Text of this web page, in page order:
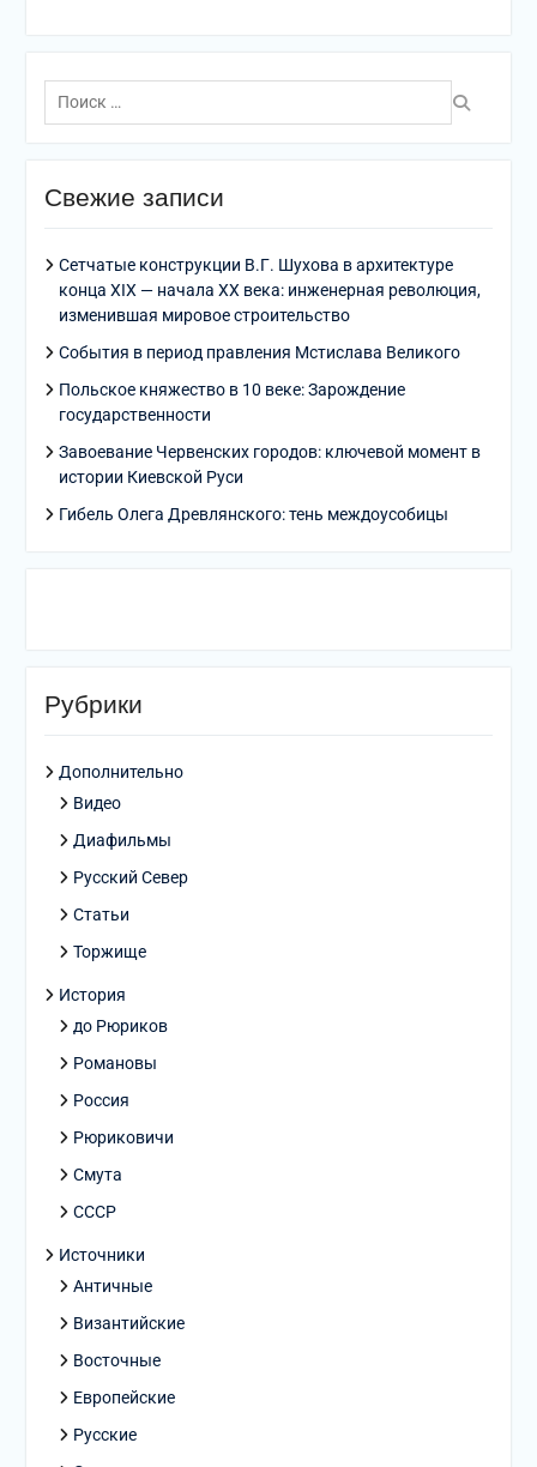
Поиск
по:
Свежие записи
Сетчатые конструкции В.Г. Шухова в архитектуре
конца XIX — начала XX века: инженерная революция,
изменившая мировое строительство
События в период правления Мстислава Великого
Польское княжество в 10 веке: Зарождение
государственности
Завоевание Червенских городов: ключевой момент в
истории Киевской Руси
Гибель Олега Древлянского: тень междоусобицы
Рубрики
Дополнительно
Видео
Диафильмы
Русский Север
Статьи
Торжище
История
до Рюриков
Романовы
Россия
Рюриковичи
Смута
СССР
Источники
Античные
Византийские
Восточные
Европейские
Русские